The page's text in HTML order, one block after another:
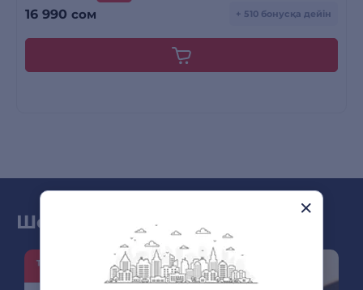
16 990 сом + 510 бонусқа дейін
Шолу мен жаңа өнімдер